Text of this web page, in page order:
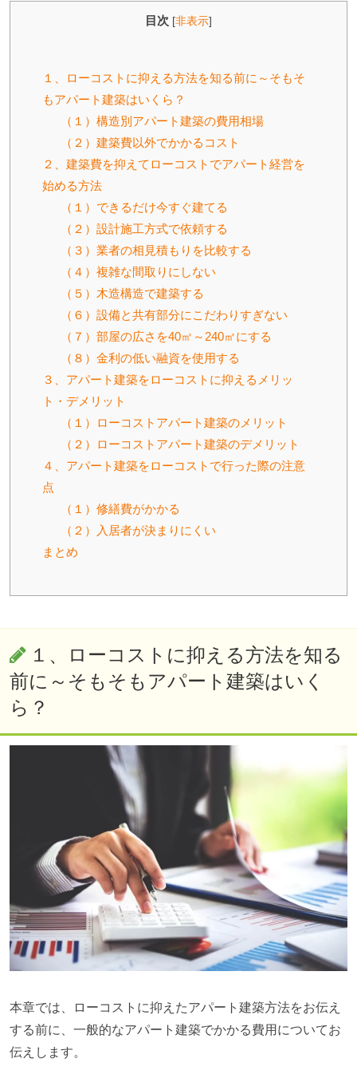
目次 [非表示]
１、ローコストに抑える方法を知る前に～そもそ
もアパート建築はいくら？
（１）構造別アパート建築の費用相場
（２）建築費以外でかかるコスト
２、建築費を抑えてローコストでアパート経営を
始める方法
（１）できるだけ今すぐ建てる
（２）設計施工方式で依頼する
（３）業者の相見積もりを比較する
（４）複雑な間取りにしない
（５）木造構造で建築する
（６）設備と共有部分にこだわりすぎない
（７）部屋の広さを40㎡～240㎡にする
（８）金利の低い融資を使用する
３、アパート建築をローコストに抑えるメリッ
ト・デメリット
（１）ローコストアパート建築のメリット
（２）ローコストアパート建築のデメリット
４、アパート建築をローコストで行った際の注意
点
（１）修繕費がかかる
（２）入居者が決まりにくい
まとめ
１、ローコストに抑える方法を知る
前に～そもそもアパート建築はいく
ら？
本章では、ローコストに抑えたアパート建築方法をお伝え
する前に、一般的なアパート建築でかかる費用についてお
伝えします。